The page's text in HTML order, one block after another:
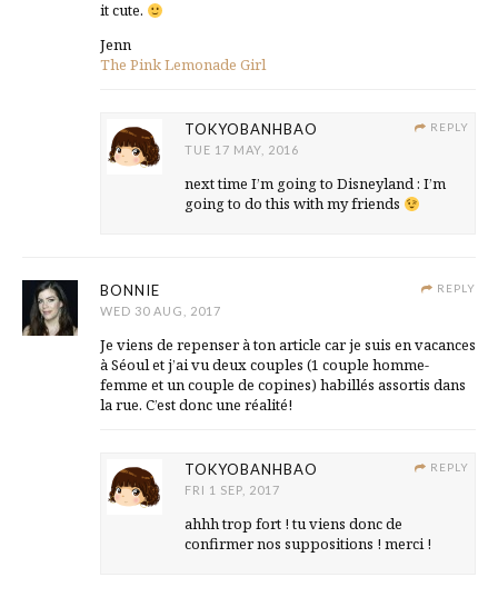
it cute.
Jenn
The Pink Lemonade Girl
REPLY
TOKYOBANHBAO
TUE 17 MAY, 2016
next time I’m going to Disneyland : I’m
going to do this with my friends
REPLY
BONNIE
WED 30 AUG, 2017
Je viens de repenser à ton article car je suis en vacances
à Séoul et j’ai vu deux couples (1 couple homme-
femme et un couple de copines) habillés assortis dans
la rue. C’est donc une réalité!
REPLY
TOKYOBANHBAO
FRI 1 SEP, 2017
ahhh trop fort ! tu viens donc de
confirmer nos suppositions ! merci !